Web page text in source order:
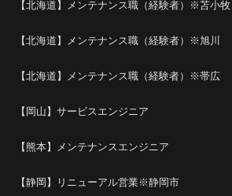
【北海道】メンテナンス職（経験者）※苫小牧
【北海道】メンテナンス職（経験者）※旭川
【北海道】メンテナンス職（経験者）※帯広
【岡山】サービスエンジニア
【熊本】メンテナンスエンジニア
【静岡】リニューアル営業※静岡市